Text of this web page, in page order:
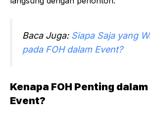
Baca Juga: Siapa Saja yang
pada FOH dalam Event?
Kenapa FOH Penting
Event?